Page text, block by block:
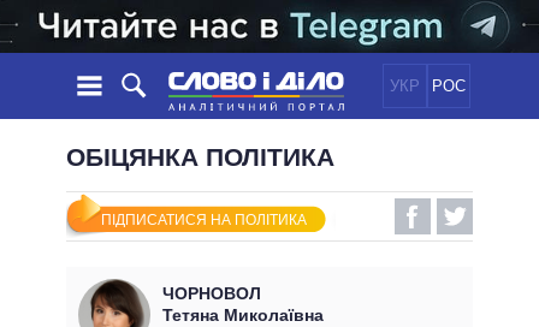
УКР РОС
НОВИНИ
СТРІЧКА
ПОДІЇ
СТАТТІ
ДУМКИ
ПОЛІТИКА
ЕКОНОМІКА
СВІТ
ОБIЦЯНКИ
УСІ ПОЛІТИКИІНФОГРАФІКА
ОБІЦЯНКА ПОЛІТИКА
ПІДПИСАТИСЯ НА ПОЛІТИКА
ЧОРНОВОЛ
Тетяна Миколаївна